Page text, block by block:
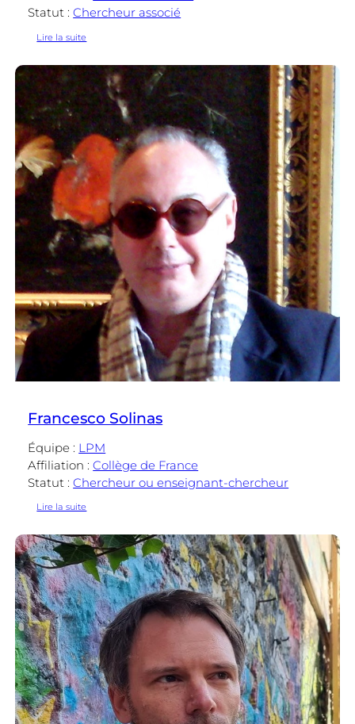
Statut :Chercheur associé
Lire la suite
Francesco Solinas
Équipe : LPM
Affiliation :Collège de France
Statut :Chercheur ou enseignant-chercheur
Lire la suite